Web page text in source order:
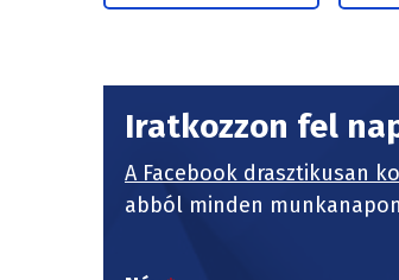
Iratkozzon fel
A Facebook drasztikusan
abból minden